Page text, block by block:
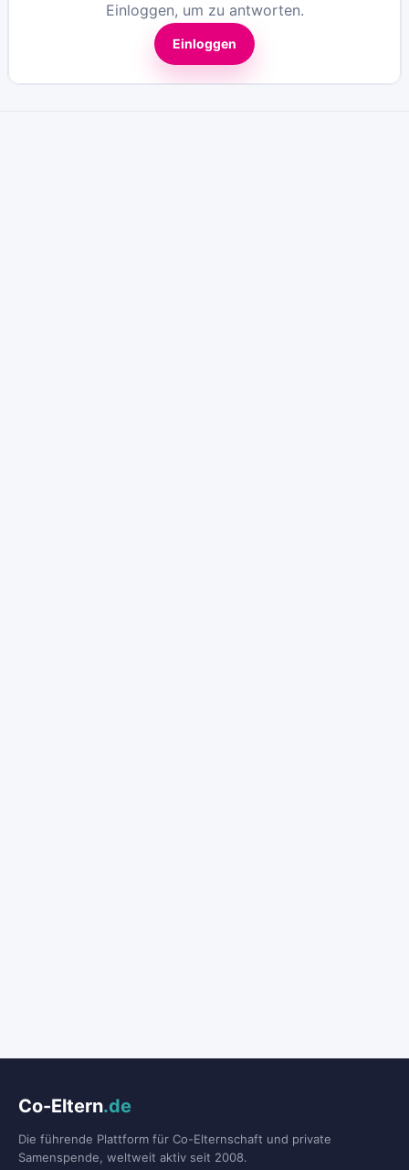
Einloggen, um zu antworten.
Einloggen
Co-Eltern.de
Die führende Plattform für Co-Elternschaft und private
Samenspende, weltweit aktiv seit 2008.